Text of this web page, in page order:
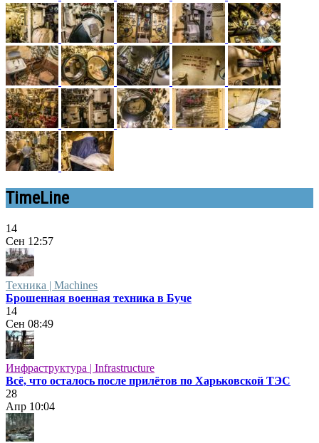
TimeLine
14
Сен 12:57
Техника | Machines
Брошенная военная техника в Буче
14
Сен 08:49
Инфраструктура | Infrastructure
Всё, что осталось после прилётов по Харьковской ТЭС
28
Апр 10:04